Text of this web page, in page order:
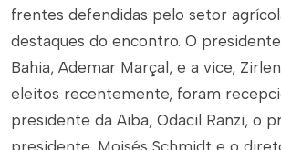
frentes defendidas pelo setor
destaques do encontro. O
Bahia, Ademar Marçal, e a vice,
eleitos recentemente, foram
presidente da Aiba, Odacil Ranzi, o
presidente, Moisés Schmidt e o